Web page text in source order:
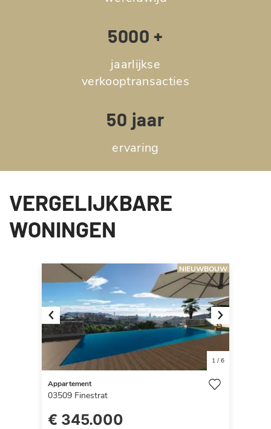
5000 +
jaarlijkse
verkooptransacties
50 jaar
ervaring
VERGELIJKBARE
WONINGEN
Previous Next
1/ 6
NIEUWBOUW
Appartement
03509 Finestrat
€ 345.000